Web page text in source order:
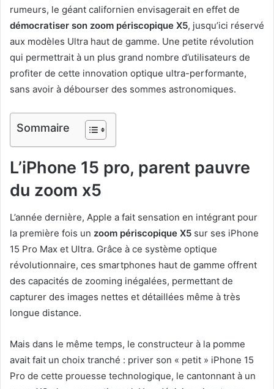
rumeurs, le géant californien envisagerait en effet de
démocratiser son zoom périscopique X5, jusqu’ici réservé
aux modèles Ultra haut de gamme. Une petite révolution
qui permettrait à un plus grand nombre d’utilisateurs de
profiter de cette innovation optique ultra-performante,
sans avoir à débourser des sommes astronomiques.
Sommaire
L’iPhone 15 pro, parent pauvre
du zoom x5
L’année dernière, Apple a fait sensation en intégrant pour
la première fois un zoom périscopique X5 sur ses iPhone
15 Pro Max et Ultra. Grâce à ce système optique
révolutionnaire, ces smartphones haut de gamme offrent
des capacités de zooming inégalées, permettant de
capturer des images nettes et détaillées même à très
longue distance.
Mais dans le même temps, le constructeur à la pomme
avait fait un choix tranché : priver son « petit » iPhone 15
Pro de cette prouesse technologique, le cantonnant à un